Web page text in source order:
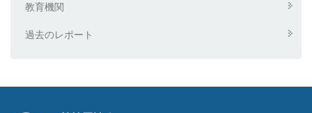
教育機関
過去のレポート